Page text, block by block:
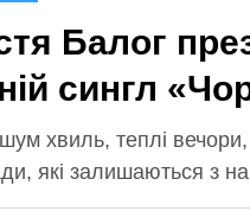
Балог
сингл
спогади, які
хвиль, теплі вечори,
які залишаються з